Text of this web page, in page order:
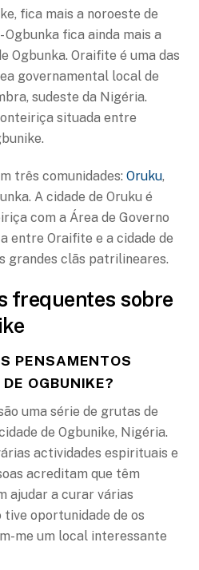
fica mais a noroeste de
fica ainda mais a
Ogbunka. Oraifite é uma das
governamental local de
sudeste da Nigéria.
situada entre
três comunidades:Oruku,
A cidade de Oruku é
com a Área de Governo
entre Oraifite e a cidade de
grandes clãs patrilineares.
frequentes sobre
PENSAMENTOS
OGBUNIKE?
uma série de grutas de
de Ogbunike, Nigéria.
actividades espirituais e
acreditam que têm
ajudar a curar várias
tive oportunidade de os
me um local interessante